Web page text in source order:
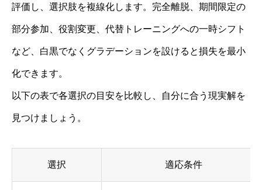
評価し、選択肢を複線化します。完全離脱、期間限定の
部分参加、役割変更、代替トレーニングへの一時シフト
など、白黒でなくグラデーションを設けると損失を最小
化できます。
以下の表で各選択の目安を比較し、自分に合う現実解を
見つけましょう。
選択 適応条件